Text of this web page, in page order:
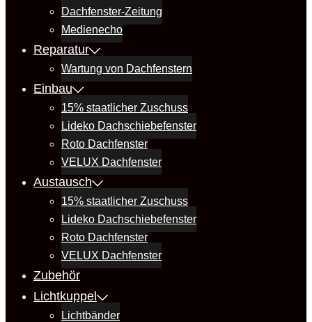
Dachfenster-Zeitung
Medienecho
Reparatur
Wartung von Dachfenstern
Einbau
15% staatlicher Zuschuss
Lideko Dachschiebefenster
Roto Dachfenster
VELUX Dachfenster
Austausch
15% staatlicher Zuschuss
Lideko Dachschiebefenster
Roto Dachfenster
VELUX Dachfenster
Zubehör
Lichtkuppel
Lichtbänder